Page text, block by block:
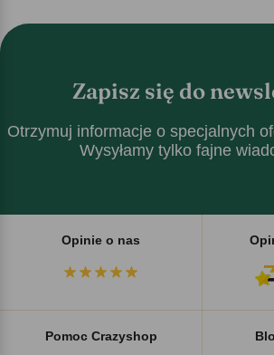
Zapisz się do
Otrzymuj informacje o specjalnych
Wysyłamy tylko fajne
Opinie o nas
Pomoc Crazyshop